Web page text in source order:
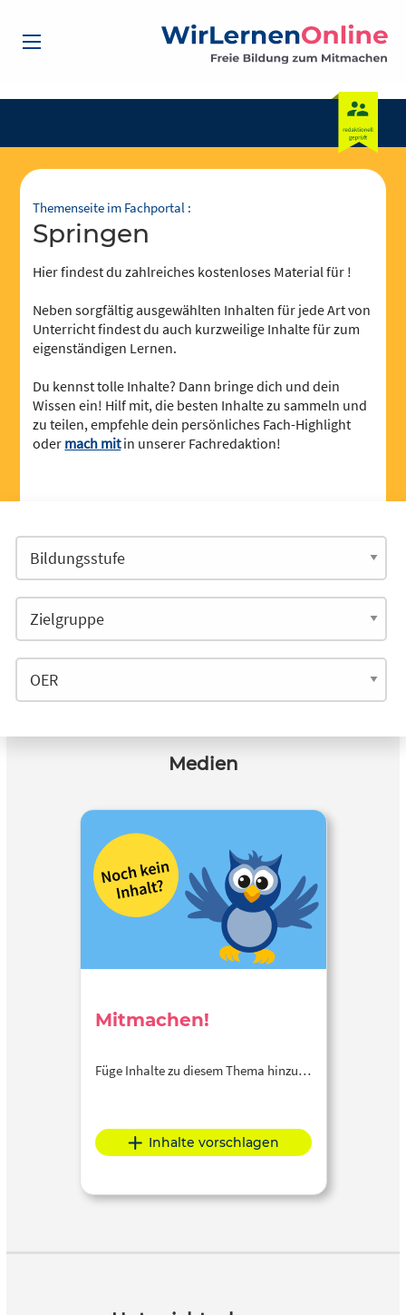
Themenseite im Fachportal :
Springen
Hier findest du zahlreiches kostenloses Material für !
Neben sorgfältig ausgewählten Inhalten für jede Art von
Unterricht findest du auch kurzweilige Inhalte für zum
eigenständigen Lernen.
Du kennst tolle Inhalte? Dann bringe dich und dein
Wissen ein! Hilf mit, die besten Inhalte zu sammeln und
zu teilen, empfehle dein persönliches Fach-Highlight
oder mach mitin unserer Fachredaktion!
Medien
Mitmachen!
Füge Inhalte zu diesem Thema hinzu…
Inhalte vorschlagen